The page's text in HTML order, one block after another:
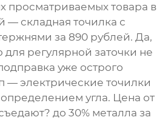
просматриваемых товара в
— складная точилка с
за 890 рублей. Да,
для регулярной заточки не
уже острого
— электрические точилки
угла. Цена от
до 30% металла за